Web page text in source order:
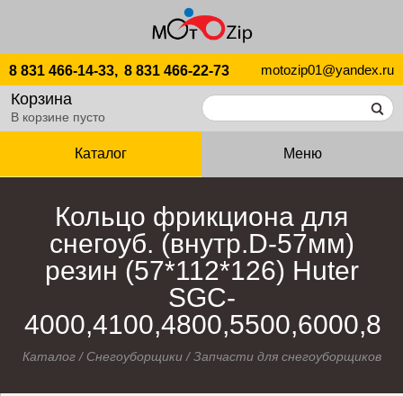
8 831 466-14-33, 8 831 466-22-73 motozip01@yandex.ru
Корзина
В корзине пусто
Каталог Меню
Кольцо фрикциона для
снегоуб. (внутр.D-57мм)
резин (57*112*126) Huter
SGC-
4000,4100,4800,5500,6000,8
Каталог/ Снегоуборщики/Запчасти для снегоуборщиков